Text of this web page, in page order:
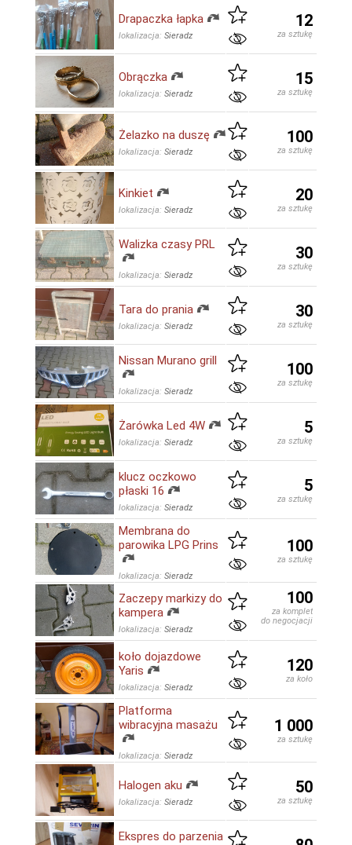
Drapaczka łapka
lokalizacja: Sieradz
12
za sztukę
Obrączka
lokalizacja: Sieradz
15
za sztukę
Żelazko na duszę
lokalizacja: Sieradz
100
za sztukę
Kinkiet
lokalizacja: Sieradz
20
za sztukę
Walizka czasy PRL
lokalizacja: Sieradz
30
za sztukę
Tara do prania
lokalizacja: Sieradz
30
za sztukę
Nissan Murano grill
lokalizacja: Sieradz
100
za sztukę
Żarówka Led 4W
lokalizacja: Sieradz
5
za sztukę
klucz oczkowo
płaski 16
lokalizacja: Sieradz
5
za sztukę
Membrana do
parowika LPG Prins
lokalizacja: Sieradz
100
za sztukę
Zaczepy markizy do
kampera
lokalizacja: Sieradz
100
za komplet
do negocjacji
koło dojazdowe
Yaris
lokalizacja: Sieradz
120
za koło
Platforma
wibracyjna masażu
lokalizacja: Sieradz
1 000
za sztukę
Halogen aku
lokalizacja: Sieradz
50
za sztukę
Ekspres do parzenia